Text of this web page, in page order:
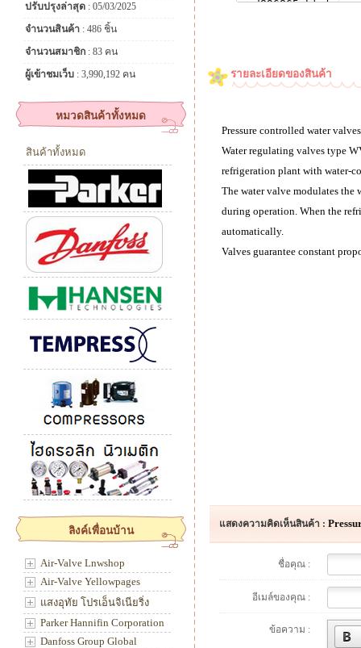
ปรับปรุงล่าสุด : 05/03/2025
จำนวนสินค้า : 486 ชิ้น
จำนวนสมาชิก : 83 คน
ผู้เข้าชมเว็บ : 3,990,192 คน
หมวดสินค้าทั้งหมด
สินค้าทั้งหมด
ลิงค์เพื่อนบ้าน
Air-Valve Lnwshop
Air-Valve Yellowpages
แสงอุทัย โปรเอ็นจิเนียริ่ง
Parker Hannifin Corporation
Danfoss Group Global
รายละเอียดของสินค้า
Pressure controlled water
Water regulating valves type
refrigeration plant with water-
The water valve modulates the
during operation. When the
automatically.
Valves guarantee constant
แสดงความคิดเห็นสินค้า :
ชื่อคุณ :
อีเมล์ของคุณ :
ข้อความ :